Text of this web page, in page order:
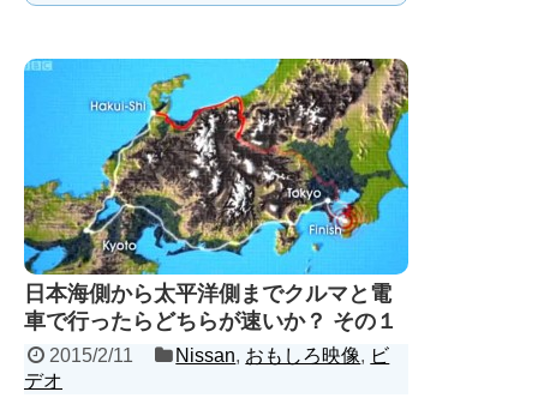
日本海側から太平洋側までクルマと電
車で行ったらどちらが速いか？ その１
2015/2/11 Nissan, おもしろ映像, ビ
デオ